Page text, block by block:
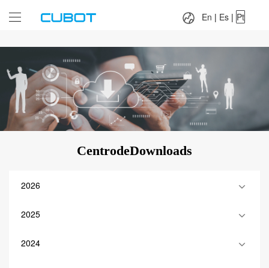
En | Es | Pt
CentrodeDownloads
2026
2025
2024